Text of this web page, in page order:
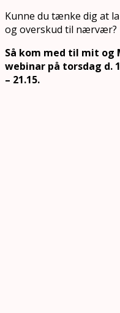
Kunne du tænke dig at
og overskud til nærvær?
Så kom med til mit og
webinar på torsdag d.
– 21.15.